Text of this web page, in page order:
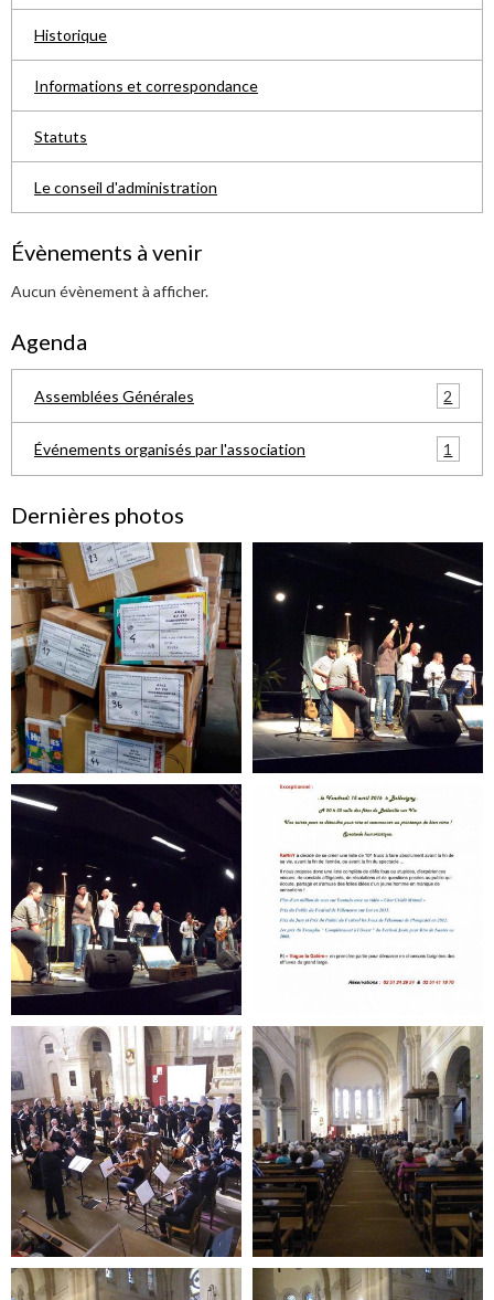
Historique
Informations et correspondance
Statuts
Le conseil d'administration
Évènements à venir
Aucun évènement à afficher.
Agenda
Assemblées Générales 2
Événements organisés par l'association 1
Dernières photos